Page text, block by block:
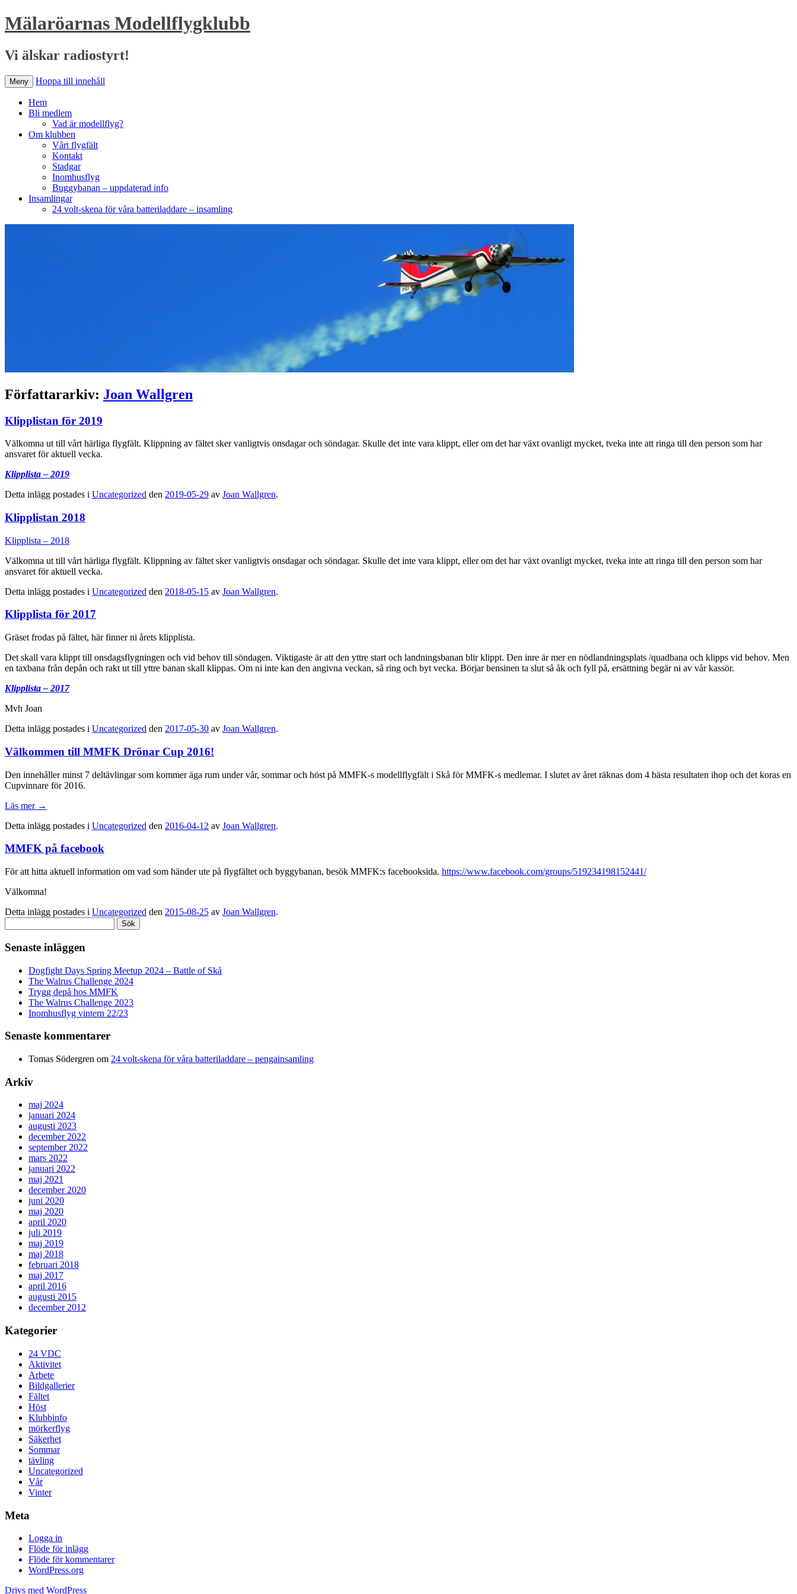
Mälaröarnas Modellflygklubb
Vi älskar radiostyrt!
Meny Hoppa till innehåll
Hem
Bli medlem
Vad är modellflyg?
Om klubben
Vårt flygfält
Kontakt
Stadgar
Inomhusflyg
Buggybanan – uppdaterad info
Insamlingar
24 volt-skena för våra batteriladdare – insamling
Författararkiv: Joan Wallgren
Klipplistan för 2019
Välkomna ut till vårt härliga flygfält. Klippning av fältet sker vanligtvis onsdagar och söndagar. Skulle det inte vara klippt, eller om det har växt ovanligt mycket, tveka inte att ringa till den person som har
ansvaret för aktuell vecka.
Klipplista – 2019
Detta inlägg postades i Uncategorized den 2019-05-29 av Joan Wallgren.
Klipplistan 2018
Klipplista – 2018
Välkomna ut till vårt härliga flygfält. Klippning av fältet sker vanligtvis onsdagar och söndagar. Skulle det inte vara klippt, eller om det har växt ovanligt mycket, tveka inte att ringa till den person som har
ansvaret för aktuell vecka.
Detta inlägg postades i Uncategorized den 2018-05-15 av Joan Wallgren.
Klipplista för 2017
Gräset frodas på fältet, här finner ni årets klipplista.
Det skall vara klippt till onsdagsflygningen och vid behov till söndagen. Viktigaste är att den yttre start och landningsbanan blir klippt. Den inre är mer en nödlandningsplats /quadbana och klipps vid behov. Men
en taxbana från depån och rakt ut till yttre banan skall klippas. Om ni inte kan den angivna veckan, så ring och byt vecka. Börjar bensinen ta slut så åk och fyll på, ersättning begär ni av vår kassör.
Klipplista – 2017
Mvh Joan
Detta inlägg postades i Uncategorized den 2017-05-30 av Joan Wallgren.
Välkommen till MMFK Drönar Cup 2016!
Den innehåller minst 7 deltävlingar som kommer äga rum under vår, sommar och höst på MMFK-s modellflygfält i Skå för MMFK-s medlemar. I slutet av året räknas dom 4 bästa resultaten ihop och det koras en
Cupvinnare för 2016.
Läs mer →
Detta inlägg postades i Uncategorized den 2016-04-12 av Joan Wallgren.
MMFK på facebook
För att hitta aktuell information om vad som händer ute på flygfältet och byggybanan, besök MMFK:s facebooksida. https://www.facebook.com/groups/519234198152441/
Välkomna!
Detta inlägg postades i Uncategorized den 2015-08-25 av Joan Wallgren.
efter:
Senaste inläggen
Dogfight Days Spring Meetup 2024 – Battle of Skå
The Walrus Challenge 2024
Trygg depå hos MMFK
The Walrus Challenge 2023
Inomhusflyg vintern 22/23
Senaste kommentarer
Tomas Södergren om 24 volt-skena för våra batteriladdare – pengainsamling
Arkiv
maj 2024
januari 2024
augusti 2023
december 2022
september 2022
mars 2022
januari 2022
maj 2021
december 2020
juni 2020
maj 2020
april 2020
juli 2019
maj 2019
maj 2018
februari 2018
maj 2017
april 2016
augusti 2015
december 2012
Kategorier
24 VDC
Aktivitet
Arbete
Bildgallerier
Fältet
Höst
Klubbinfo
mörkerflyg
Säkerhet
Sommar
tävling
Uncategorized
Vår
Vinter
Meta
Logga in
Flöde för inlägg
Flöde för kommentarer
WordPress.org
Drivs med WordPress